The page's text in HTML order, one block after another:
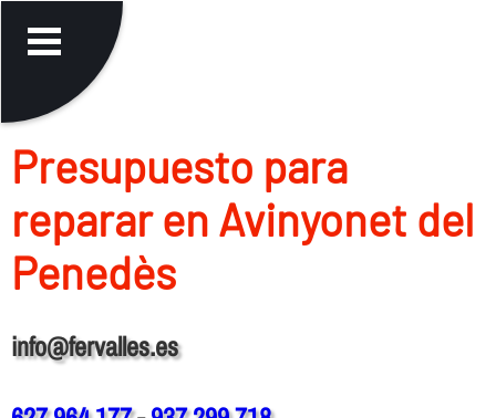
Presupuesto para
reparar en Avinyonet del
Penedès
info@fervalles.es